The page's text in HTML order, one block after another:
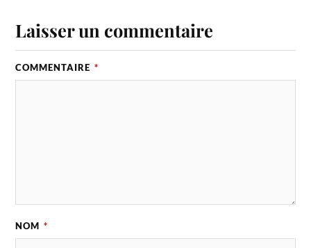
Laisser un commentaire
COMMENTAIRE *
NOM *